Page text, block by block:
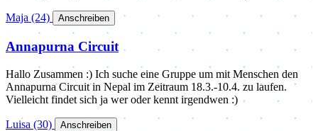
Maja (24) Anschreiben
Annapurna Circuit
Hallo Zusammen :) Ich suche eine Gruppe um mit Menschen den
Annapurna Circuit in Nepal im Zeitraum 18.3.-10.4. zu laufen.
Vielleicht findet sich ja wer oder kennt irgendwen :)
Luisa (30) Anschreiben